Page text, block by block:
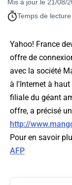
Mis à jour le 21/08/
Temps de
Yahoo! France
offre de
avec la société
à l'Internet à haut
filiale du géant
offre, a précisé
http://
Pour en savoir
AFP